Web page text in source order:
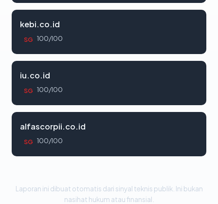
kebi.co.id
SG 100/100
iu.co.id
SG 100/100
alfascorpii.co.id
SG 100/100
Laporan ini dibuat otomatis dari sinyal teknis publik. Ini bukan
nasihat hukum atau finansial.